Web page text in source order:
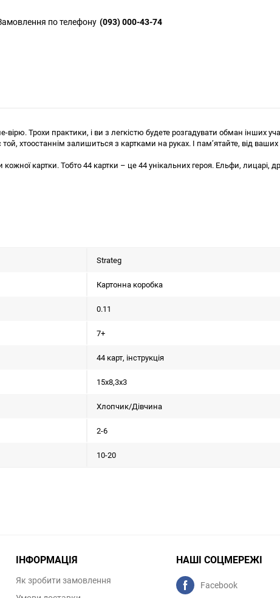
по телефону (093) 000-43-74
Трохи практики, і ви з легкістю будете розгадувати обман інших
хтоостаннім залишиться з картками на руках. І пам’ятайте, від
картки. Тобто 44 картки – це 44 унікальних героя. Ельфи, лицарі,
Strateg
Картонна коробка
0.11
7+
44 карт, інструкція
15х8,3х3
Хлопчик/Дiвчина
2-6
10-20
ІНФОРМАЦІЯ
Як зробити замовлення
НАШІ СОЦМЕРЕЖІ
Facebook